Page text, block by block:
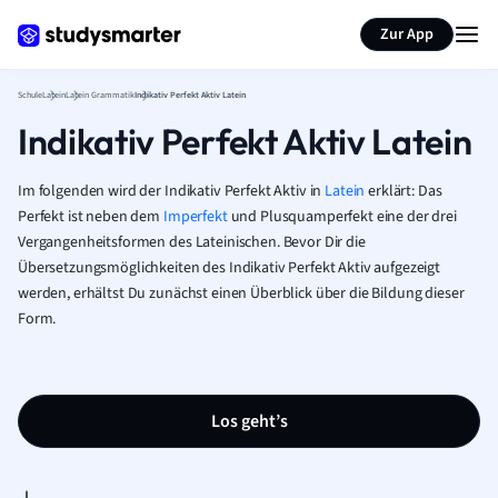
Zur App
SchuleLateinLatein GrammatikIndikativ Perfekt Aktiv Latein
Indikativ Perfekt Aktiv Latein
Im folgenden wird der Indikativ Perfekt Aktiv in Latein erklärt: Das
Perfekt ist neben dem Imperfektund Plusquamperfekt eine der drei
Vergangenheitsformen des Lateinischen. Bevor Dir die
Übersetzungsmöglichkeiten des Indikativ Perfekt Aktiv aufgezeigt
werden, erhältst Du zunächst einen Überblick über die Bildung dieser
Form.
Los geht’s
Seite zusammenfassen